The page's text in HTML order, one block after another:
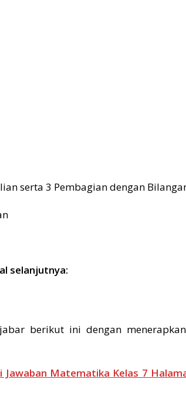
serta 3 Pembagian dengan
selanjutnya:
berikut ini dengan
Jawaban Matematika Kelas 7